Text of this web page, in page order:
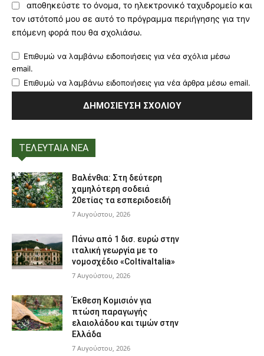
αποθηκεύστε το όνομα, το ηλεκτρονικό ταχυδρομείο και
τον ιστότοπό μου σε αυτό το πρόγραμμα περιήγησης για την
επόμενη φορά που θα σχολιάσω.
Επιθυμώ να λαμβάνω ειδοποιήσεις για νέα σχόλια μέσω
email.
Επιθυμώ να λαμβάνω ειδοποιήσεις για νέα άρθρα μέσω email.
ΤΕΛΕΥΤΑΙΑ ΝΕΑ
Βαλένθια: Στη δεύτερη
χαμηλότερη σοδειά
20ετίας τα εσπεριδοειδή
7 Αυγούστου, 2026
Πάνω από 1 δισ. ευρώ στην
ιταλική γεωργία με το
νομοσχέδιο «ColtivaItalia»
7 Αυγούστου, 2026
Έκθεση Κομισιόν για
πτώση παραγωγής
ελαιολάδου και τιμών στην
Ελλάδα
7 Αυγούστου, 2026